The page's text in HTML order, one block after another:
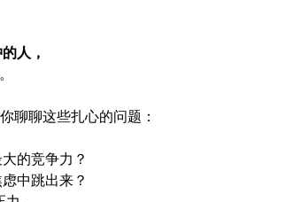
人，
聊聊这些扎心的问题：
的竞争力？
中跳出来？